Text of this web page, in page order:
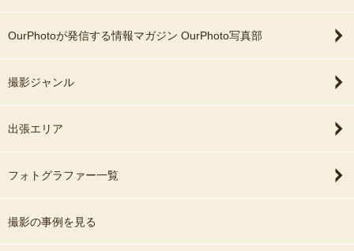
OurPhotoが発信する情報マガジン OurPhoto写真部
撮影ジャンル
出張エリア
フォトグラファー一覧
撮影の事例を見る